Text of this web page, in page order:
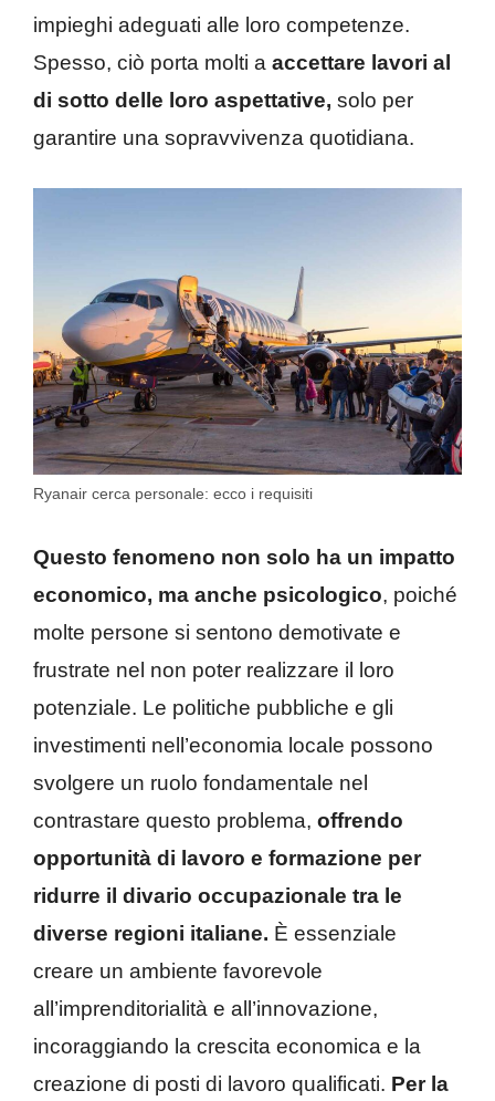
impieghi adeguati alle loro competenze.
Spesso, ciò porta molti a accettare lavori al
di sotto delle loro aspettative, solo per
garantire una sopravvivenza quotidiana.
Ryanair cerca personale: ecco i requisiti
Questo fenomeno non solo ha un impatto
economico, ma anche psicologico, poiché
molte persone si sentono demotivate e
frustrate nel non poter realizzare il loro
potenziale. Le politiche pubbliche e gli
investimenti nell’economia locale possono
svolgere un ruolo fondamentale nel
contrastare questo problema, offrendo
opportunità di lavoro e formazione per
ridurre il divario occupazionale tra le
diverse regioni italiane. È essenziale
creare un ambiente favorevole
all’imprenditorialità e all’innovazione,
incoraggiando la crescita economica e la
creazione di posti di lavoro qualificati. Per la